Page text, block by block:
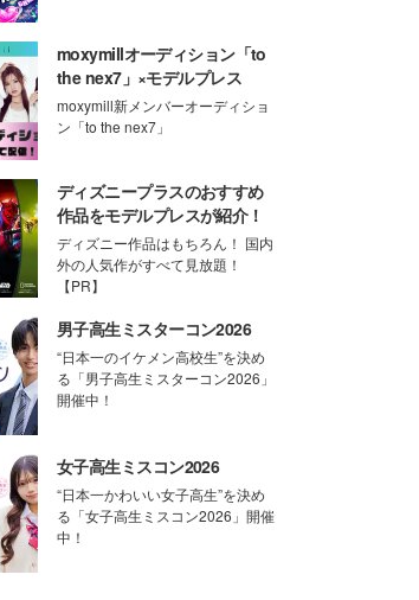
moxymillオーディション「to
the nex7」×モデルプレス
moxymill新メンバーオーディショ
ン「to the nex7」
ディズニープラスのおすすめ
作品をモデルプレスが紹介！
ディズニー作品はもちろん！ 国内
外の人気作がすべて見放題！
【PR】
男子高生ミスターコン2026
“日本一のイケメン高校生”を決め
る「男子高生ミスターコン2026」
開催中！
女子高生ミスコン2026
“日本一かわいい女子高生”を決め
る「女子高生ミスコン2026」開催
中！